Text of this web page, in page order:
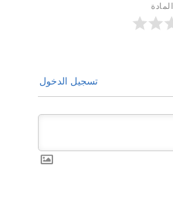
تسجيل الدخول